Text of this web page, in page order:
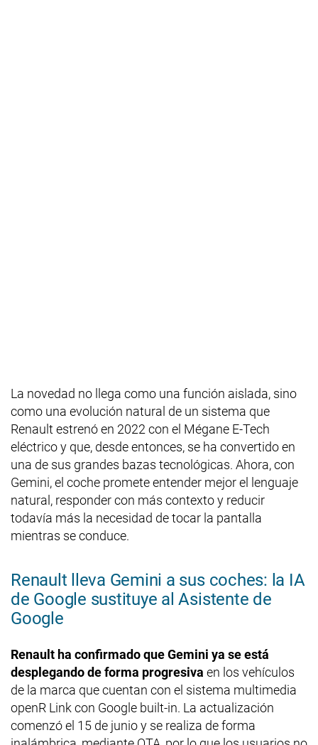
La novedad no llega como una función aislada, sino
como una evolución natural de un sistema que
Renault estrenó en 2022 con el Mégane E-Tech
eléctrico y que, desde entonces, se ha convertido en
una de sus grandes bazas tecnológicas. Ahora, con
Gemini, el coche promete entender mejor el lenguaje
natural, responder con más contexto y reducir
todavía más la necesidad de tocar la pantalla
mientras se conduce.
Renault lleva Gemini a sus coches: la IA
de Google sustituye al Asistente de
Google
Renault ha confirmado que Gemini ya se está
desplegando de forma progresiva en los vehículos
de la marca que cuentan con el sistema multimedia
openR Link con Google built-in. La actualización
comenzó el 15 de junio y se realiza de forma